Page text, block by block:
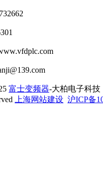
富士变频器-大柏电子科技
上海网站建设 沪ICP备